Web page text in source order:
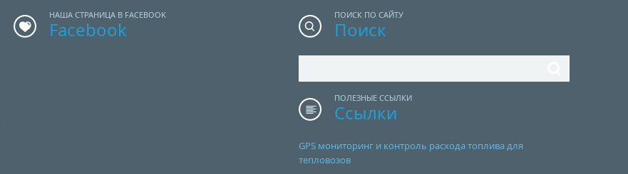
НАША СТРАНИЦА В FACEBOOK
Facebook
ПОИСК ПО САЙТУ
Поиск
ПОЛЕЗНЫЕ ССЫЛКИ
Ссылки
GPS мониторинг и контроль расхода топлива для
тепловозов